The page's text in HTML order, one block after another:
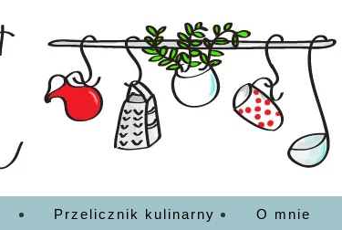
Przelicznik kulinarny O mnie